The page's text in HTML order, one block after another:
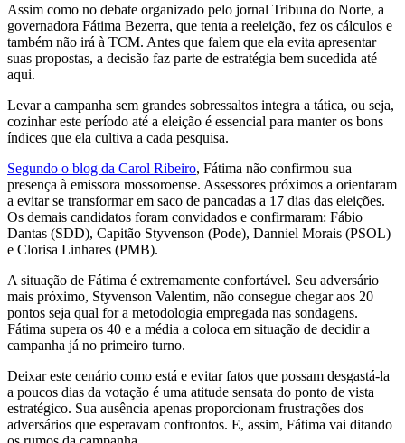
Assim como no debate organizado pelo jornal Tribuna do Norte, a
governadora Fátima Bezerra, que tenta a reeleição, fez os cálculos e
também não irá à TCM. Antes que falem que ela evita apresentar
suas propostas, a decisão faz parte de estratégia bem sucedida até
aqui.
Levar a campanha sem grandes sobressaltos integra a tática, ou seja,
cozinhar este período até a eleição é essencial para manter os bons
índices que ela cultiva a cada pesquisa.
Segundo o blog da Carol Ribeiro, Fátima não confirmou sua
presença à emissora mossoroense. Assessores próximos a orientaram
a evitar se transformar em saco de pancadas a 17 dias das eleições.
Os demais candidatos foram convidados e confirmaram: Fábio
Dantas (SDD), Capitão Styvenson (Pode), Danniel Morais (PSOL)
e Clorisa Linhares (PMB).
A situação de Fátima é extremamente confortável. Seu adversário
mais próximo, Styvenson Valentim, não consegue chegar aos 20
pontos seja qual for a metodologia empregada nas sondagens.
Fátima supera os 40 e a média a coloca em situação de decidir a
campanha já no primeiro turno.
Deixar este cenário como está e evitar fatos que possam desgastá-la
a poucos dias da votação é uma atitude sensata do ponto de vista
estratégico. Sua ausência apenas proporcionam frustrações dos
adversários que esperavam confrontos. E, assim, Fátima vai ditando